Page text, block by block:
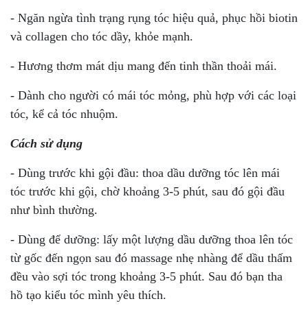
- Ngăn ngừa tình trạng rụng tóc hiệu quả, phục hồi biotin
và collagen cho tóc dầy, khỏe mạnh.
- Hương thơm mát dịu mang đến tinh thần thoải mái.
- Dành cho người có mái tóc mỏng, phù hợp với các loại
tóc, kể cả tóc nhuộm.
Cách sử dụng
- Dùng trước khi gội đầu: thoa dầu dưỡng tóc lên mái
tóc trước khi gội, chờ khoảng 3-5 phút, sau đó gội đầu
như bình thường.
- Dùng để dưỡng: lấy một lượng dầu dưỡng thoa lên tóc
từ gốc đến ngọn sau đó massage nhẹ nhàng để dầu thấm
đều vào sợi tóc trong khoảng 3-5 phút. Sau đó bạn tha
hồ tạo kiểu tóc mình yêu thích.